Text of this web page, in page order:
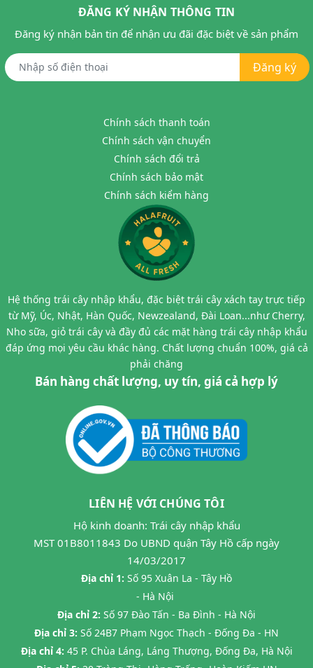
ĐĂNG KÝ NHẬN THÔNG TIN
Đăng ký nhận bản tin để nhận ưu đãi đặc biệt về sản phẩm
Đăng ký
Chính sách thanh toán
Chính sách vận chuyển
Chính sách đổi trả
Chính sách bảo mật
Chính sách kiểm hàng
Hệ thống trái cây nhập khẩu, đặc biệt trái cây xách tay trực tiếp
từ Mỹ, Úc, Nhật, Hàn Quốc, Newzealand, Đài Loan...như Cherry,
Nho sữa, giỏ trái cây và đầy đủ các mặt hàng trái cây nhập khẩu
đáp ứng mọi yêu cầu khác hàng. Chất lượng chuẩn 100%, giá cả
phải chăng
Bán hàng chất lượng, uy tín, giá cả hợp lý
LIÊN HỆ VỚI CHÚNG TÔI
Hộ kinh doanh: Trái cây nhập khẩu
MST 01B8011843 Do UBND quận Tây Hồ cấp ngày
14/03/2017
Địa chỉ 1: Số 95 Xuân La - Tây Hồ
- Hà Nội
Địa chỉ 2: Số 97 Đào Tấn - Ba Đình - Hà Nội
Địa chỉ 3: Số 24B7 Phạm Ngọc Thạch - Đống Đa - HN
Địa chỉ 4: 45 P. Chùa Láng, Láng Thượng, Đống Đa, Hà Nội